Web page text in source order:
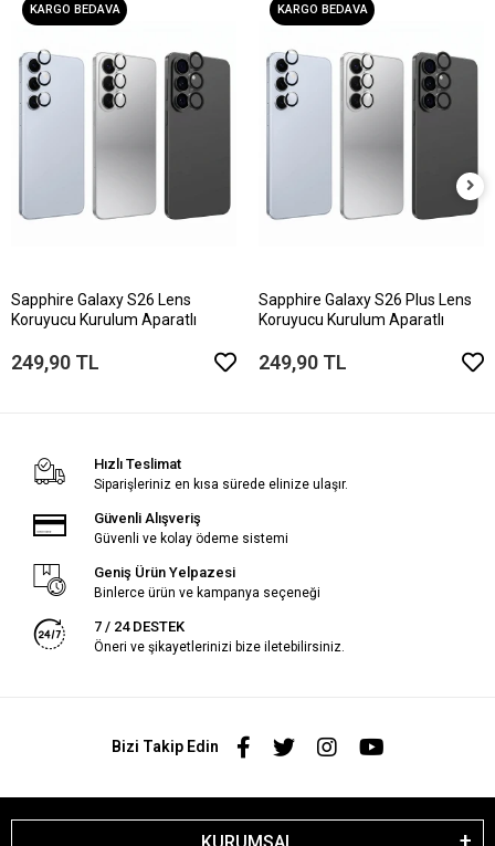
KARGO BEDAVA
Sapphire Galaxy S26 Lens
Koruyucu Kurulum Aparatlı
249,90 TL
KARGO BEDAVA
Sapphire Galaxy S26 Plus Lens
Koruyucu Kurulum Aparatlı
249,90 TL
Hızlı Teslimat
Siparişleriniz en kısa sürede elinize ulaşır.
Güvenli Alışveriş
Güvenli ve kolay ödeme sistemi
Geniş Ürün Yelpazesi
Binlerce ürün ve kampanya seçeneği
7 / 24 DESTEK
Öneri ve şikayetlerinizi bize iletebilirsiniz.
Bizi Takip Edin